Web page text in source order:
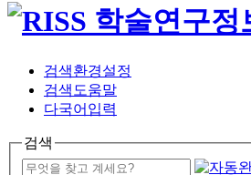
검색환경설정
검색도움말
다국어입력
검색